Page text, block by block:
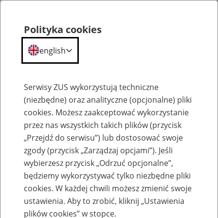
Komunikaty
Informacja Zakładu Ubezpieczeń
Społecznych z dnia 29 stycznia 2015 r. w
Polityka cookies
english
Serwisy ZUS wykorzystują techniczne
(niezbędne) oraz analityczne (opcjonalne) pliki
cookies. Możesz zaakceptować wykorzystanie
przez nas wszystkich takich plików (przycisk
„Przejdź do serwisu”) lub dostosować swoje
zgody (przycisk „Zarządzaj opcjami”). Jeśli
wybierzesz przycisk „Odrzuć opcjonalne”,
będziemy wykorzystywać tylko niezbędne pliki
cookies. W każdej chwili możesz zmienić swoje
ustawienia. Aby to zrobić, kliknij „Ustawienia
plików cookies” w stopce.